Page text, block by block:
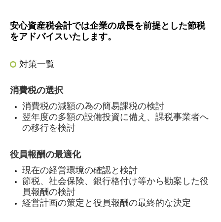
安心資産税会計では企業の成長を前提とした節税
をアドバイスいたします。
対策一覧
消費税の選択
消費税の減額の為の簡易課税の検討
翌年度の多額の設備投資に備え、課税事業者へ
の移行を検討
役員報酬の最適化
現在の経営環境の確認と検討
節税、社会保険、銀行格付け等から勘案した役
員報酬の検討
経営計画の策定と役員報酬の最終的な決定